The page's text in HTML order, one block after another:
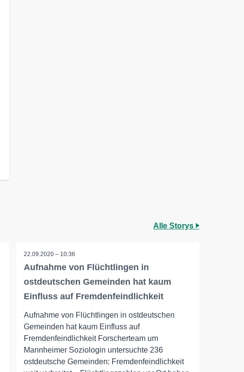
Alle Storys
22.09.2020 – 10:36
Aufnahme von Flüchtlingen in
ostdeutschen Gemeinden hat kaum
Einfluss auf Fremdenfeindlichkeit
Aufnahme von Flüchtlingen in ostdeutschen
Gemeinden hat kaum Einfluss auf
Fremdenfeindlichkeit Forscherteam um
Mannheimer Soziologin untersuchte 236
ostdeutsche Gemeinden: Fremdenfeindlichkeit